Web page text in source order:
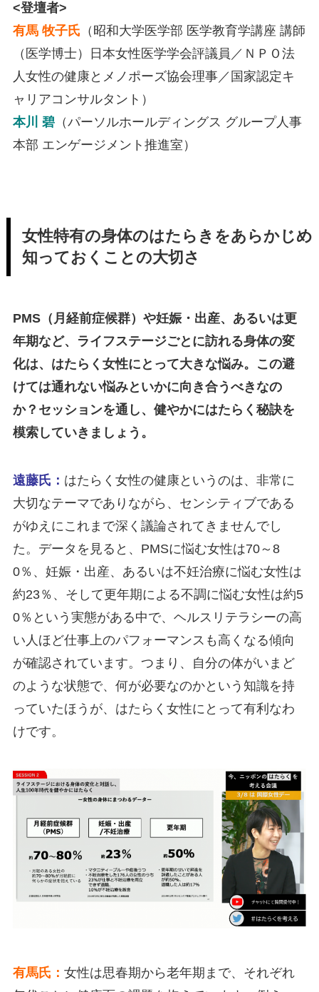
<登壇者>
有馬 牧子氏 （昭和大学医学部 医学教育学講座 講師
（医学博士）日本女性医学学会評議員／ＮＰＯ法
人女性の健康とメノポーズ協会理事／国家認定キ
ャリアコンサルタント）
本川 碧（パーソルホールディングス グループ人事
本部 エンゲージメント推進室）
女性特有の身体のはたらきをあらかじめ
知っておくことの大切さ
PMS（月経前症候群）や妊娠・出産、あるいは更
年期など、ライフステージごとに訪れる身体の変
化は、はたらく女性にとって大きな悩み。この避
けては通れない悩みといかに向き合うべきなの
か？セッションを通し、健やかにはたらく秘訣を
模索していきましょう。
遠藤氏： はたらく女性の健康というのは、非常に
大切なテーマでありながら、センシティブである
がゆえにこれまで深く議論されてきませんでし
た。データを見ると、PMSに悩む女性は70～8
0％、妊娠・出産、あるいは不妊治療に悩む女性は
約23％、そして更年期による不調に悩む女性は約5
0％という実態がある中で、ヘルスリテラシーの高
い人ほど仕事上のパフォーマンスも高くなる傾向
が確認されています。つまり、自分の体がいまど
のような状態で、何が必要なのかという知識を持
っていたほうが、はたらく女性にとって有利なわ
けです。
有馬氏： 女性は思春期から老年期まで、それぞれ